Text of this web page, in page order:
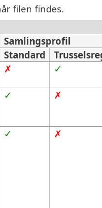
filen findes.
Samlingsprofil
Standard
✗ ✓
✓ ✗
✓ ✗